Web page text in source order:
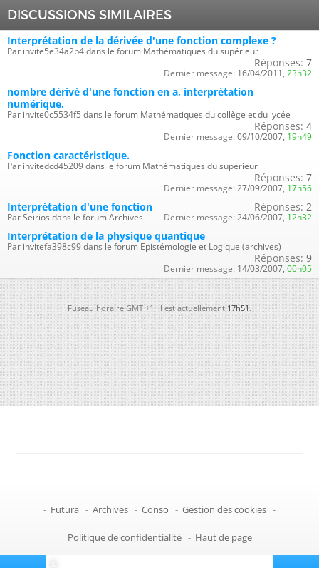
DISCUSSIONS SIMILAIRES
Interprétation de la dérivée d'une fonction complexe ?
Par invite5e34a2b4 dans le forum Mathématiques du supérieur
Réponses: 7
Dernier message: 16/04/2011, 23h32
nombre dérivé d'une fonction en a, interprétation
numérique.
Par invite0c5534f5 dans le forum Mathématiques du collège et du lycée
Réponses: 4
Dernier message: 09/10/2007, 19h49
Fonction caractéristique.
Par invitedcd45209 dans le forum Mathématiques du supérieur
Réponses: 7
Dernier message: 27/09/2007, 17h56
Interprétation d'une fonction
Par Seirios dans le forum Archives
Réponses: 2
Dernier message: 24/06/2007, 12h32
Interprétation de la physique quantique
Par invitefa398c99 dans le forum Epistémologie et Logique (archives)
Réponses: 9
Dernier message: 14/03/2007, 00h05
Fuseau horaire GMT +1. Il est actuellement17h51.
- Futura - Archives - Conso - Gestion des cookies -
Politique de confidentialité - Haut de page